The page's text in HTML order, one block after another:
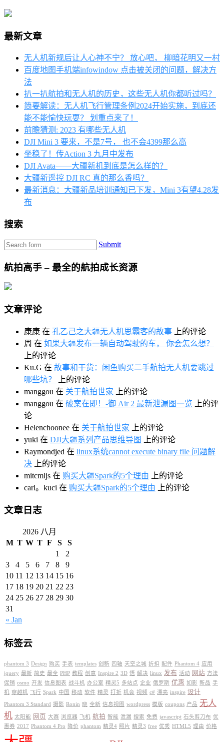
最新文章
无人机新规后让人心神不宁？ 放心吧， 柳暗花明又一村
百度地图手机端infowindow 点击被关闭的问题，解决方
法
扒一扒航拍和无人机的历史，这些无人机你都听过吗？
简要解读：无人机飞行管理条例2024开始实施，到底还
能不能愉快玩耍？ 划重点来了！
前瞻猜测: 2023 有哪些无人机
DJI Mini 3 要来，不是7号， 也不会4399那么高
坐稳了！传Action 3 九月中发布
DJI Avata——大疆新机到底是怎么样的？
大疆新遥控 DJI RC 真的那么香吗？
最新消息：大疆新品培训通知已下发，Mini 3有望4.28发
布
搜索
Submit
航拍高手 – 最全的航拍成长资源
文章评论
康康 在 孔乙己之大疆无人机思霸客的故事 上的评论
周 在 如果大疆发布一辆自动驾驶的车， 你会怎么想？
上的评论
Ku.G 在 故事和干货：闲鱼购买二手航拍无人机要跳过
哪些坑？
上的评论
manggou 在 关于航拍世家 上的评论
manggou 在 破案在即！-御 Air 2 最新泄漏图一览 上的评
论
Helenchoonee 在 关于航拍世家 上的评论
yuki 在 DJI大疆系列产品思维导图
上的评论
Raymondjed 在 linux系统cannot execute binary file 问题解
决 上的评论
mitcmljs 在 购买大疆Spark的5个理由 上的评论
carl。kuci 在 购买大疆Spark的5个理由 上的评论
文章日志
2026 八月
M T W T F S S
« Jan
1
2
3
4 5 6 7 8
9
10 11 12 13 14 15 16
17 18 19 20 21 22 23
24 25 26 27 28 29 30
31
标签云
phantom 3 Design 购买 手表 templates 创新 四轴 天空之城 折扣 配件 Phantom 4 应用
jquery 最新 简史 最全 PHP 教程 创意 Inspire 2 3D 悟 解决 linux 发布 活动 网站 方法
促销 osmo 开发 信息图表 战斗机 办公室 精灵5 多站点 企业 俄罗斯 优惠 如影 新品 手
机 穿越机 飞行 Spark 中国 移动 软件 精灵 打折 机会 视频 c# 漂亮 inspire 设计
Phantom 3 Standard 摄影 Ronin 晓 全新 信息视图 wordpress 模版 coupons 产品 无人
机 太阳能 网页 大赛 浏览器 飞机 航拍 智能 泄漏 搜索 免费 javascript 石头剪刀布 优
惠券 2017 Phantom 4 Pro 降价 phantom 精灵4 照片 精灵3 free 优秀 HTML5 理由 价格